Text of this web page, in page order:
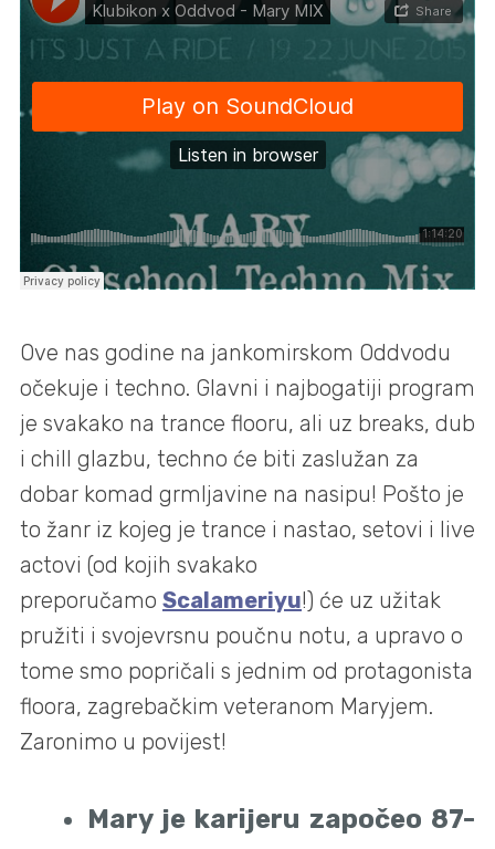
Ove nas godine na jankomirskom Oddvodu
očekuje i techno. Glavni i najbogatiji program
je svakako na trance flooru, ali uz breaks, dub
i chill glazbu, techno će biti zaslužan za
dobar komad grmljavine na nasipu! Pošto je
to žanr iz kojeg je trance i nastao, setovi i live
actovi (od kojih svakako
preporučamo Scalameriyu!) će uz užitak
pružiti i svojevrsnu poučnu notu, a upravo o
tome smo popričali s jednim od protagonista
floora, zagrebačkim veteranom Maryjem.
Zaronimo u povijest!
Mary je karijeru započeo 87-